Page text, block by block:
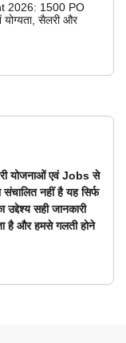
2026: 1500 PO
योग्यता, सैलरी और
योजनाओं एवं Jobs से
संचालित नहीं है यह सिर्फ
उद्देश्य सही जानकारी
है और हमसे गलती होने